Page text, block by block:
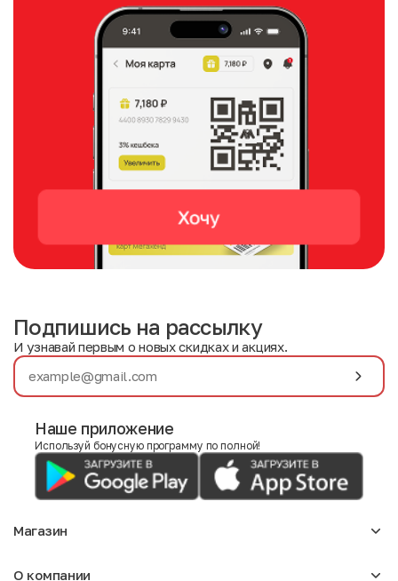
Подпишись на рассылку
И узнавай первым о новых скидках и акциях.
Наше приложение
Используй бонусную программу по полной!
Магазин
Для девочек
О компании